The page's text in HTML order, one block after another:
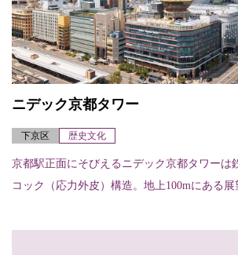
ニデック京都タワー
下京区 歴史文化
京都駅正面にそびえるニデック京都タワーは
コック（応力外皮）構造。地上100mにある
る。